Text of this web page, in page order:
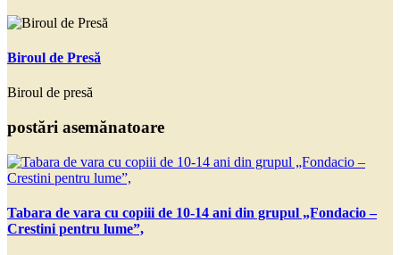
Biroul de Presă
Biroul de presă
postări asemănatoare
Tabara de vara cu copiii de 10-14 ani din grupul „Fondacio –
Crestini pentru lume”,